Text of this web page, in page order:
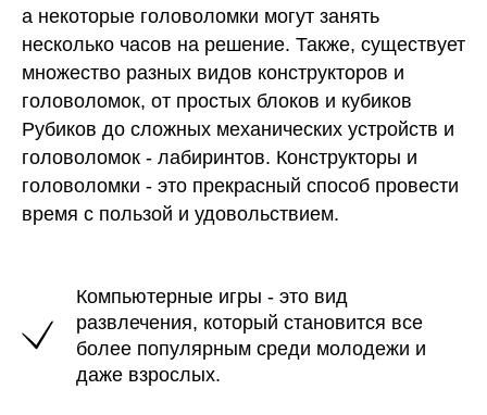
а некоторые головоломки могут занять
несколько часов на решение. Также, существует
множество разных видов конструкторов и
головоломок, от простых блоков и кубиков
Рубиков до сложных механических устройств и
головоломок - лабиринтов. Конструкторы и
головоломки - это прекрасный способ провести
время с пользой и удовольствием.
Компьютерные игры - это вид
развлечения, который становится все
более популярным среди молодежи и
даже взрослых.